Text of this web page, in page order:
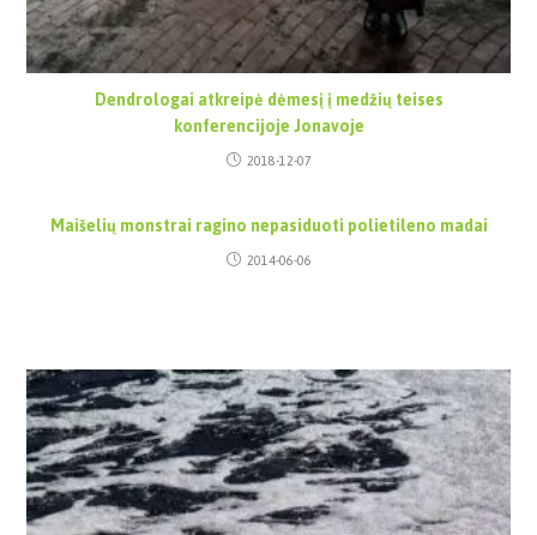
Dendrologai atkreipė dėmesį į medžių teises
konferencijoje Jonavoje
2018-12-07
Maišelių monstrai ragino nepasiduoti polietileno madai
2014-06-06